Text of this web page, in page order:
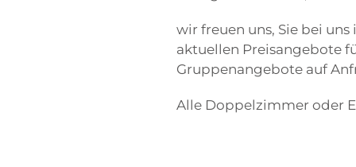
wir freuen uns, Sie bei
aktuellen Preisangebote
Gruppenangebote auf
Alle Doppelzimmer oder